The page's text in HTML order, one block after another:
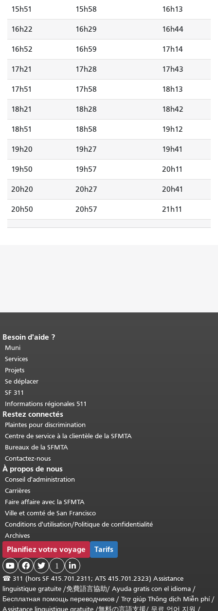
15h51 15h58 16h13
16h22 16h29 16h44
16h52 16h59 17h14
17h21 17h28 17h43
17h51 17h58 18h13
18h21 18h28 18h42
18h51 18h58 19h12
19h20 19h27 19h41
19h50 19h57 20h11
20h20 20h27 20h41
20h50 20h57 21h11
Fin du contenu de la page.
cette page se répète sur chaque page.
Retour au haut du contenu principal
Besoin d'aide ?
Muni
Services
Projets
Se déplacer
SF 311
Informations régionales 511
Restez connectés
Plaintes pour discrimination
Centre de service à la clientèle de la SFMTA
Bureaux de la SFMTA
Contactez-nous
À propos de nous
Conseil d'administration
Carrières
Faire affaire avec la SFMTA
Ville et comté de San Francisco
Conditions d'utilisation/Politique de confidentialité
Archives
Planifiez votre voyage Tarifs
   1 
☎ 311 (hors SF 415.701.2311; ATS 415.701.2323) Assistance
linguistique gratuite /免費語言協助/ Ayuda gratis con el idioma /
Бесплатная помощь переводчиков / Trợ giúp Thông dịch Miễn phí/
Assistance linguistique gratuite /無料の言語支援/ 무료 언어 지원 /